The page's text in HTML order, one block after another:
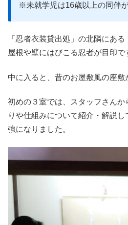
※未就学児は16歳以上の同伴
「忍者衣装貸出処」の北隣にあ
屋根や壁にはびこる忍者が目印で
中に入ると、昔のお屋敷風の座敷
初めの３室では、スタッフさんか
りや仕組みについて紹介・解説
強になりました。